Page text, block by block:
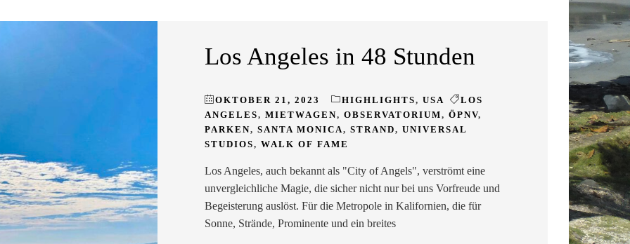
Los Angeles in 48 Stunden
OKTOBER 21, 2023 HIGHLIGHTS, USA
LOS
ANGELES, MIETWAGEN, OBSERVATORIUM, ÖPNV,
PARKEN, SANTA MONICA, STRAND, UNIVERSAL
STUDIOS, WALK OF FAME
Los Angeles, auch bekannt als "City of Angels", verströmt eine
unvergleichliche Magie, die sicher nicht nur bei uns Vorfreude und
Begeisterung auslöst. Für die Metropole in Kalifornien, die für
Sonne, Strände, Prominente und ein breites